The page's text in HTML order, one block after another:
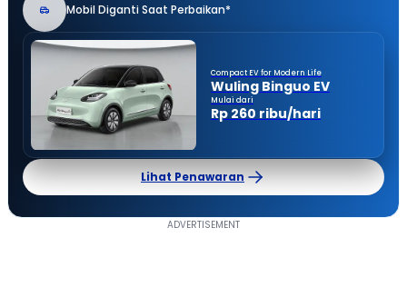
Mobil Diganti Saat Perbaikan*
Compact EV for Modern Life
Wuling Binguo EV
Mulai dari
Rp 260 ribu/hari
Lihat Penawaran